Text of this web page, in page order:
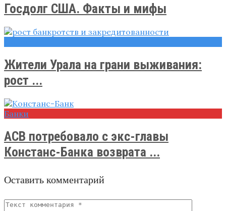
Госдолг США. Факты и мифы
Жители Урала на грани выживания:
рост ...
Банки
АСВ потребовало с экс-главы
Констанс-Банка возврата ...
Оставить комментарий